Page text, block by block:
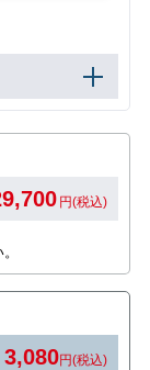
円(税込)
3,080円(税込)